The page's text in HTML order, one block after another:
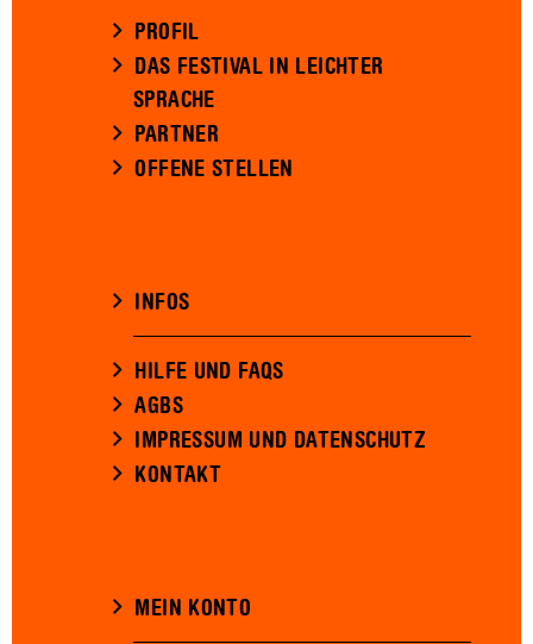
PROFIL
DAS FESTIVAL IN LEICHTER
SPRACHE
PARTNER
OFFENE STELLEN
INFOS
HILFE UND FAQS
AGBS
IMPRESSUM UND DATENSCHUTZ
KONTAKT
MEIN KONTO